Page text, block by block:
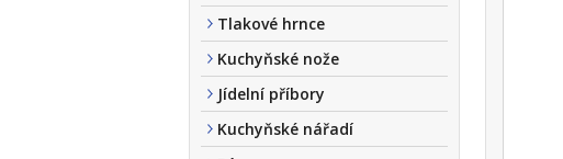
Tlakové hrnce
Kuchyňské nože
Jídelní příbory
Kuchyňské nářadí